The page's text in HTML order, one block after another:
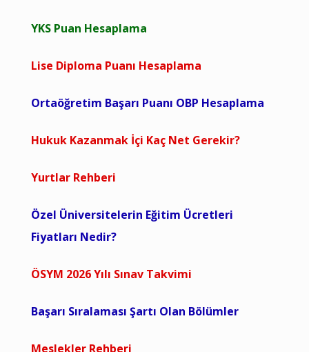
YKS Puan Hesaplama
Lise Diploma Puanı Hesaplama
Ortaöğretim Başarı Puanı OBP Hesaplama
Hukuk Kazanmak İçi Kaç Net Gerekir?
Yurtlar Rehberi
Özel Üniversitelerin Eğitim Ücretleri
Fiyatları Nedir?
ÖSYM 2026 Yılı Sınav Takvimi
Başarı Sıralaması Şartı Olan Bölümler
Meslekler Rehberi